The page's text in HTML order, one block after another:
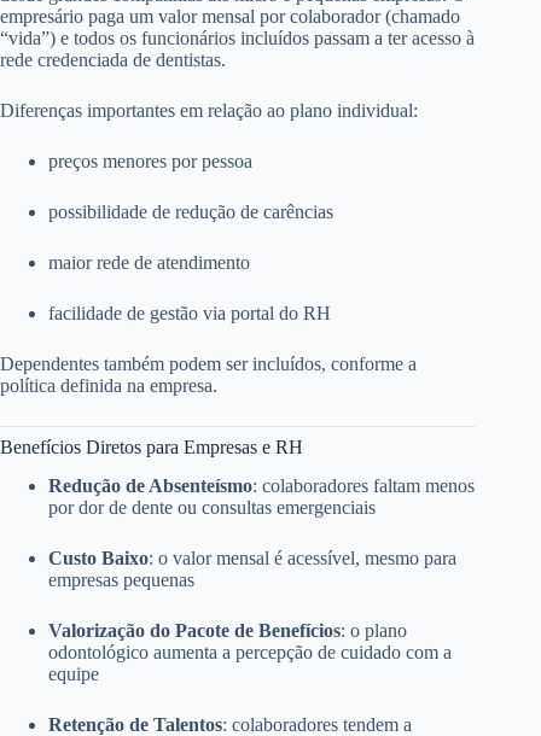
empresário paga um valor mensal por colaborador (chamado
“vida”) e todos os funcionários incluídos passam a ter acesso à
rede credenciada de dentistas.
Diferenças importantes em relação ao plano individual:
preços menores por pessoa
possibilidade de redução de carências
maior rede de atendimento
facilidade de gestão via portal do RH
Dependentes também podem ser incluídos, conforme a
política definida na empresa.
Benefícios Diretos para Empresas e RH
Redução de Absenteísmo: colaboradores faltam menos
por dor de dente ou consultas emergenciais
Custo Baixo: o valor mensal é acessível, mesmo para
empresas pequenas
Valorização do Pacote de Benefícios: o plano
odontológico aumenta a percepção de cuidado com a
equipe
Retenção de Talentos: colaboradores tendem a